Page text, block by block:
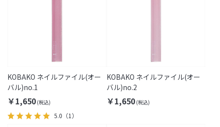
KOBAKO ネイルファイル(オー
バル)no.1
￥1,650
5.0 （1）
KOBAKO ネイルファイル(オー
バル)no.2
￥1,650